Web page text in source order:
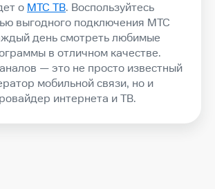
о МТС ТВ. Воспользуйтесь
выгодного подключения МТС
день смотреть любимые
в отличном качестве.
— это не просто известный
мобильной связи, но и
интернета и ТВ.